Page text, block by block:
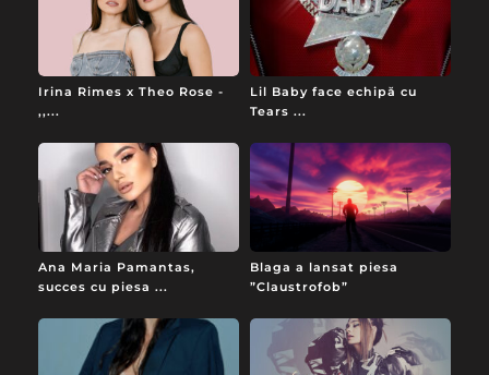
Irina Rimes x Theo Rose -
,,...
Lil Baby face echipă cu
Tears ...
Ana Maria Pamantas,
succes cu piesa ...
Blaga a lansat piesa
”Claustrofob”